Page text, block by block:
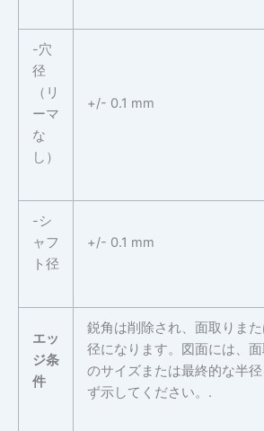
-穴
径
（リ
ーマ
な
し）
+/- 0.1 mm
-シ
ャフ
ト径
+/- 0.1 mm
エッ
ジ条
件
鋭角は削除され、面取りま
径になります。図面には、面
のサイズまたは最終的な半
ず示してください。.